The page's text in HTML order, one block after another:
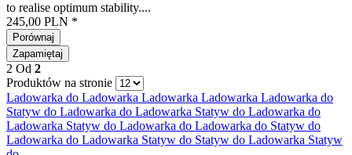
to realise optimum stability....
245,00 PLN *
Porównaj
Zapamiętaj
2 Od 2
Produktów na stronie
Ladowarka do Ladowarka Ladowarka Ladowarka Ladowarka do
Statyw do Ladowarka do Ladowarka Statyw do Ladowarka do
Ladowarka Statyw do Ladowarka do Ladowarka do Statyw do
Ladowarka do Ladowarka Statyw do Statyw do Ladowarka Statyw